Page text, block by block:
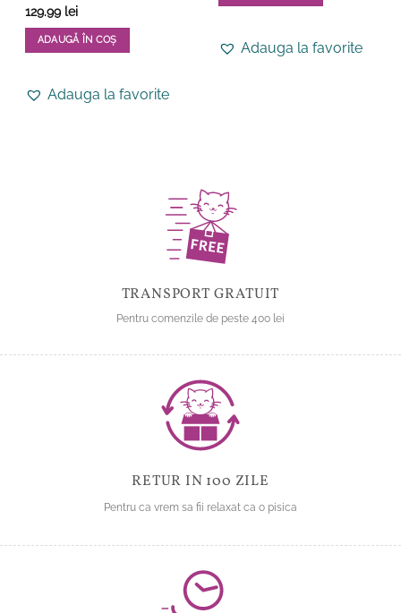
Evaluat la
5din 5
129.99 lei
ADAUGĂ ÎN COȘ
are Adauga la favorite
are
în
pagina
produsului.
Adauga la favorite
TRANSPORT GRATUIT
Pentru comenzile de peste 400 lei
RETUR IN 100 ZILE
Pentru ca vrem sa fii relaxat ca o pisica